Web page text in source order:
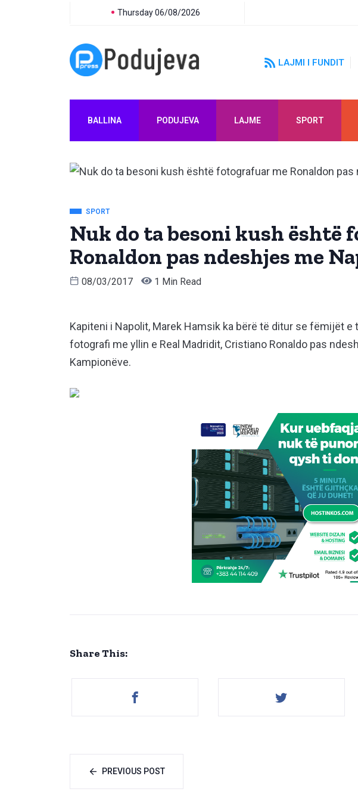
Thursday 06/08/2026
LAJMI I FUNDIT
BALLINA PODUJEVA LAJME SPORT
SPORT
Nuk do ta besoni kush është
Ronaldon pas ndeshjes me
08/03/2017 1 Min Read
Kapiteni i Napolit, Marek Hamsik ka bërë të ditur se fëmijët e
fotografi me yllin e Real Madridit, Cristiano Ronaldo pas
Kampionëve.
Share This:
PREVIOUS POST